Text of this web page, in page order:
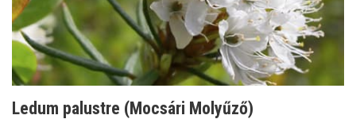
Ledum palustre (Mocsári Molyűző)